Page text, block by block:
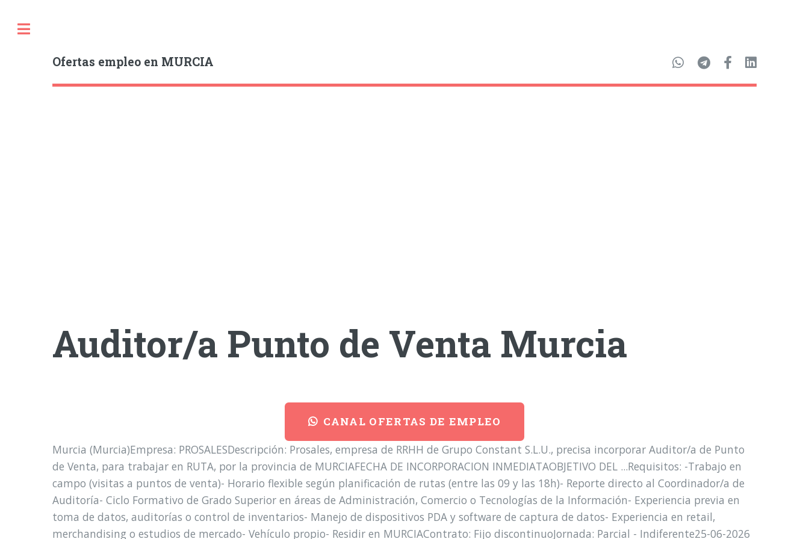
Ofertas empleo en MURCIA
Auditor/a Punto de Venta Murcia
CANAL OFERTAS DE EMPLEO
Murcia (Murcia)Empresa: PROSALESDescripción: Prosales, empresa de RRHH de Grupo Constant S.L.U., precisa incorporar Auditor/a de Punto
de Venta, para trabajar en RUTA, por la provincia de MURCIAFECHA DE INCORPORACION INMEDIATAOBJETIVO DEL ...Requisitos: -Trabajo en
campo (visitas a puntos de venta)- Horario flexible según planificación de rutas (entre las 09 y las 18h)- Reporte directo al Coordinador/a de
Auditoría- Ciclo Formativo de Grado Superior en áreas de Administración, Comercio o Tecnologías de la Información- Experiencia previa en
toma de datos, auditorías o control de inventarios- Manejo de dispositivos PDA y software de captura de datos- Experiencia en retail,
merchandising o estudios de mercado- Vehículo propio- Residir en MURCIAContrato: Fijo discontinuoJornada: Parcial - Indiferente25-06-2026